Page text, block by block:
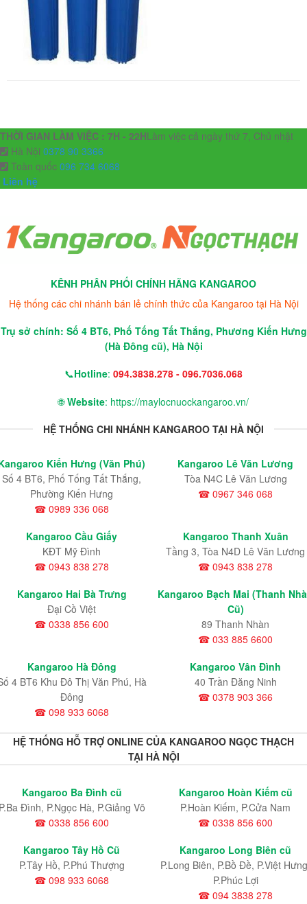
THỜI GIAN LÀM VIỆC : 7H - 22HLàm việc cả ngày thứ 7, Chủ nhật
Hà Nội 0378 90 3366
Toàn quốc 096 734 6068
Liên hệ
KÊNH PHÂN PHỐI CHÍNH HÃNG KANGAROO
Hệ thống các chi nhánh bán lẻ chính thức của Kangaroo tại Hà Nội
Trụ sở chính: Số 4 BT6, Phố Tống Tất Thắng, Phương Kiến Hưng
(Hà Đông cũ), Hà Nội
📞Hotline: 094.3838.278 - 096.7036.068
🌐Website: https://maylocnuockangaroo.vn/
HỆ THỐNG CHI NHÁNH KANGAROO TẠI HÀ NỘI
Kiến Hưng (Văn Phú)
Số 4 BT6, Phố Tống Tất Thắng,
Phường Kiến Hưng
☎ 0989 336 068
Kangaroo Lê Văn Lương
Tòa N4C Lê Văn Lương
☎ 0967 346 068
Kangaroo Cầu Giấy
KĐT Mỹ Đình
☎ 0943 838 278
Kangaroo Thanh Xuân
Tầng 3, Tòa N4D Lê Văn Lương
☎ 0943 838 278
Kangaroo Hai Bà Trưng
Đại Cồ Việt
☎ 0338 856 600
Kangaroo Bạch Mai (Thanh
Cũ)
89 Thanh Nhàn
☎ 033 885 6600
Kangaroo Hà Đông
4 BT6 Khu Đô Thị Văn Phú, Hà
Đông
☎ 098 933 6068
Kangaroo Vân Đình
40 Trần Đăng Ninh
☎ 0378 903 366
HỆ THỐNG HỖ TRỢ ONLINE CỦA KANGAROO NGỌC THẠCH
TẠI HÀ NỘI
Kangaroo Ba Đình cũ
Đình, P.Ngọc Hà, P.Giảng Võ
☎ 0338 856 600
Kangaroo Hoàn Kiếm cũ
P.Hoàn Kiếm, P.Cửa Nam
☎ 0338 856 600
Kangaroo Tây Hồ Cũ
P.Tây Hồ, P.Phú Thượng
☎ 098 933 6068
Kangaroo Long Biên cũ
P.Long Biên, P.Bồ Đề, P.Việt
P.Phúc Lợi
☎ 094 3838 278